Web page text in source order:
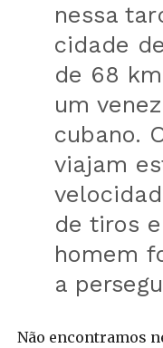
nessa
cidade
de 68
um
cubano.
viajam
de tiros
homem
a
Não encontramos